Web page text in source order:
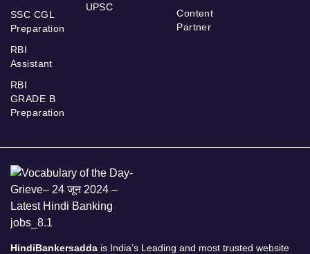
SSC CGL
Preparation
RBI
Assistant
RBI
GRADE B
Preparation
UPSC
Content
Partner
HindiBankersadda is India’s Leading and most trusted website